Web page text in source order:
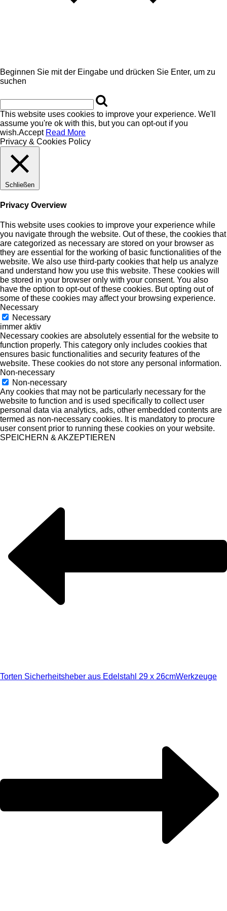
Beginnen Sie mit der Eingabe und drücken Sie Enter, um zu
suchen
This website uses cookies to improve your experience. We'll
assume you're ok with this, but you can opt-out if you
wish.Accept Read More
Privacy & Cookies Policy
Schließen
Privacy Overview
This website uses cookies to improve your experience while
you navigate through the website. Out of these, the cookies that
are categorized as necessary are stored on your browser as
they are essential for the working of basic functionalities of the
website. We also use third-party cookies that help us analyze
and understand how you use this website. These cookies will
be stored in your browser only with your consent. You also
have the option to opt-out of these cookies. But opting out of
some of these cookies may affect your browsing experience.
Necessary
Necessary
immer aktiv
Necessary cookies are absolutely essential for the website to
function properly. This category only includes cookies that
ensures basic functionalities and security features of the
website. These cookies do not store any personal information.
Non-necessary
Non-necessary
Any cookies that may not be particularly necessary for the
website to function and is used specifically to collect user
personal data via analytics, ads, other embedded contents are
termed as non-necessary cookies. It is mandatory to procure
user consent prior to running these cookies on your website.
SPEICHERN & AKZEPTIEREN
Torten Sicherheitsheber aus Edelstahl 29 x 26cmWerkzeuge